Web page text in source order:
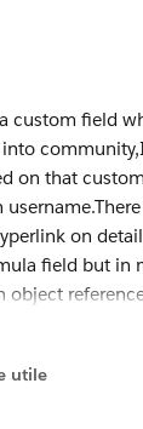
custom field
on that
on
field but in
object
this.Any help
utile